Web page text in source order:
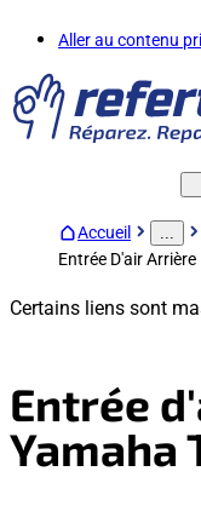
Aller au contenu
Accueil
Entrée D'air Arrière
Certains liens sont
Entrée
Yamaha